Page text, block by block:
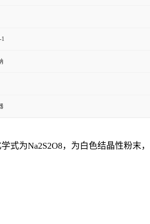
1
式为Na2S2O8，为白色结晶性粉末